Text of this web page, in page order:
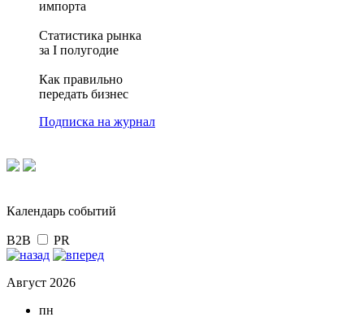
импорта
Статистика рынка
за I полугодие
Как правильно
передать бизнес
Подписка на журнал
Календарь событий
B2B PR
Август 2026
пн